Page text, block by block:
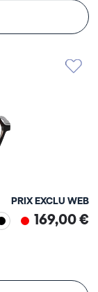
PRIX EXCLU WEB
169,00 €